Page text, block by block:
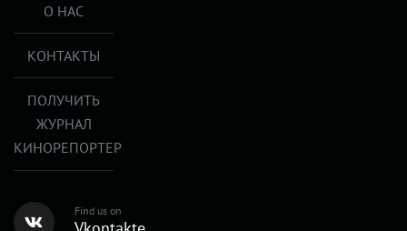
О НАС
КОНТАКТЫ
ПОЛУЧИТЬ
ЖУРНАЛ
КИНОРЕПОРТЕР
Find us on